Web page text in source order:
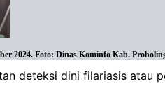
2024. Foto: Dinas Kominfo Kab.
deteksi dini filariasis atau